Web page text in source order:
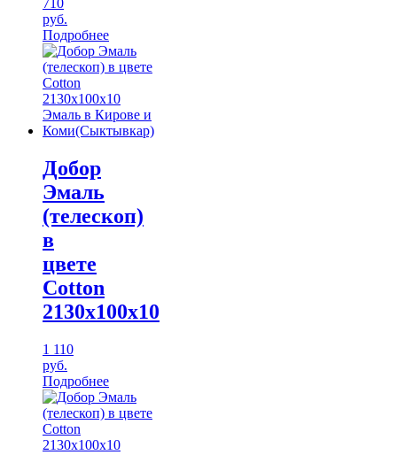
руб.
Подробнее
Добор
Эмаль
(телескоп)
в
цвете
Cotton
2130х100х10
1 110
руб.
Подробнее